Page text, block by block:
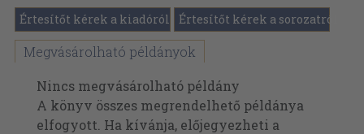
Értesítőt kérek a kiadóról Értesítőt kérek a sorozatról
Megvásárolható példányok
Nincs megvásárolható példány
A könyv összes megrendelhető példánya
elfogyott. Ha kívánja, előjegyezheti a